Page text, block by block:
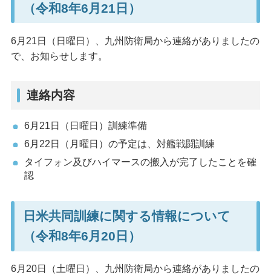
（令和8年6月21日）
6月21日（日曜日）、九州防衛局から連絡がありましたの
で、お知らせします。
連絡内容
6月21日（日曜日）訓練準備
6月22日（月曜日）の予定は、対艦戦闘訓練
タイフォン及びハイマースの搬入が完了したことを確
認
日米共同訓練に関する情報について
（令和8年6月20日）
6月20日（土曜日）、九州防衛局から連絡がありましたの